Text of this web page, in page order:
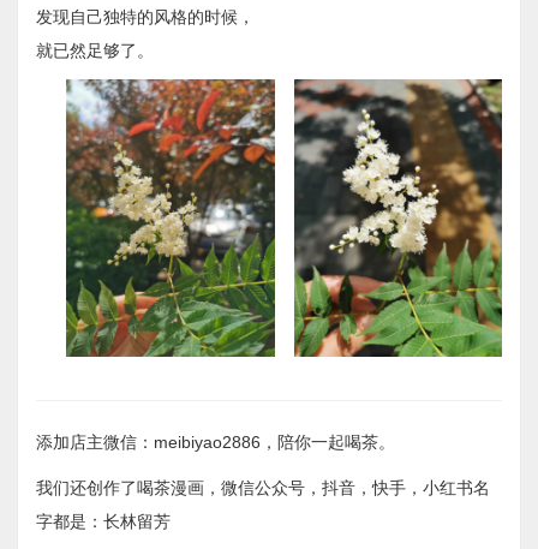
发现自己独特的风格的时候，
就已然足够了。
添加店主微信：meibiyao2886，陪你一起喝茶。
我们还创作了喝茶漫画，微信公众号，抖音，快手，小红书名
字都是：长林留芳